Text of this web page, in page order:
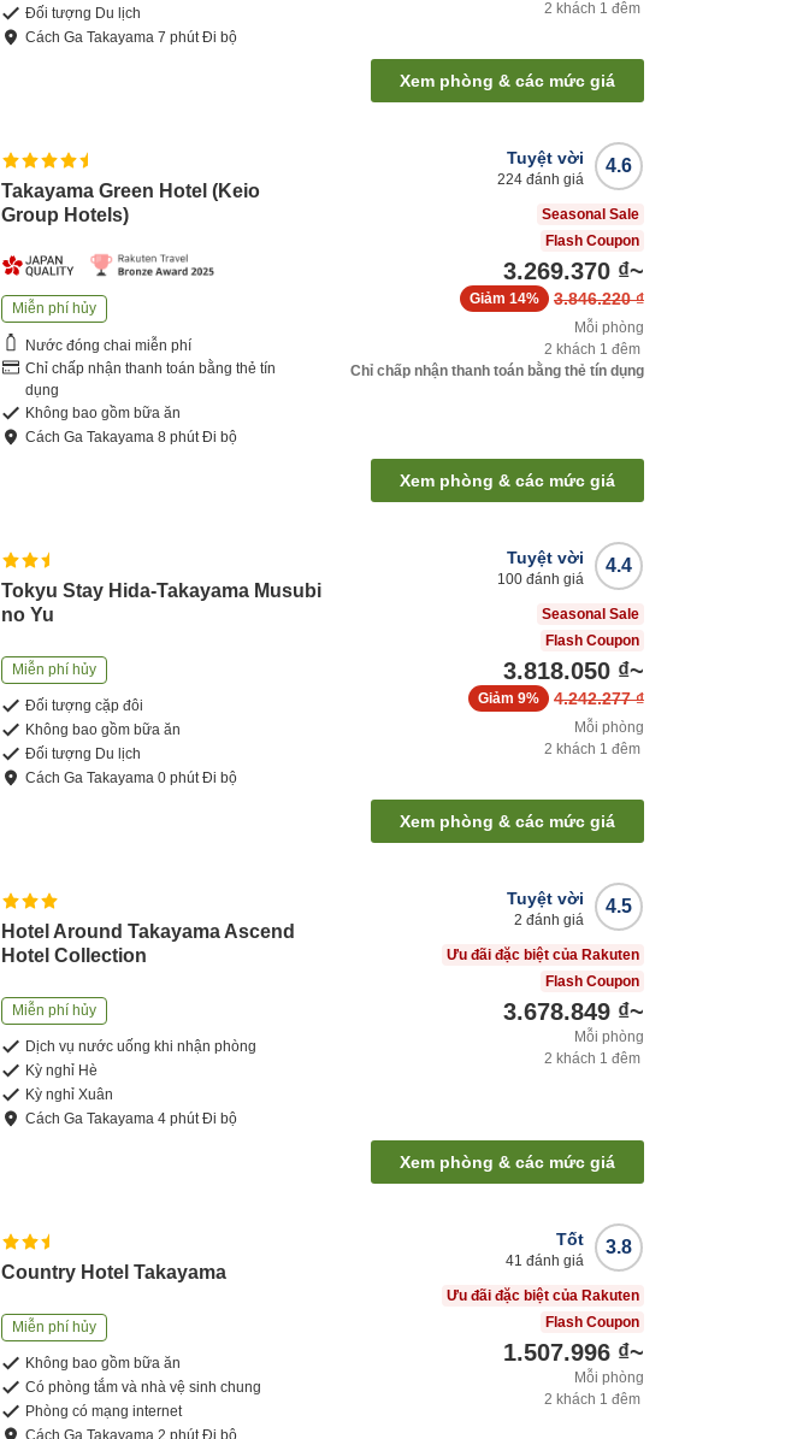
Đối tượng Du lịch
CáchGa Takayama7 phútĐi bộ
2 khách 1 đêm
Xem phòng & các mức giá
Takayama Green Hotel (Keio
Group Hotels)
Miễn phí hủy
Nước đóng chai miễn phí
Chỉ chấp nhận thanh toán bằng thẻ tín
dụng
Không bao gồm bữa ăn
CáchGa Takayama8 phútĐi bộ
4.6
Tuyệt vời
224 đánh giá
Seasonal Sale
Flash Coupon
3.269.370 ₫~
3.846.220 ₫
Giảm 14%
Mỗi phòng
2 khách 1 đêm
Chỉ chấp nhận thanh toán bằng thẻ tín dụng
Xem phòng & các mức giá
Tokyu Stay Hida-Takayama Musubi
no Yu
Miễn phí hủy
Đối tượng cặp đôi
Không bao gồm bữa ăn
Đối tượng Du lịch
CáchGa Takayama0 phútĐi bộ
4.4
Tuyệt vời
100 đánh giá
Seasonal Sale
Flash Coupon
3.818.050 ₫~
4.242.277 ₫
Giảm 9%
Mỗi phòng
2 khách 1 đêm
Xem phòng & các mức giá
Hotel Around Takayama Ascend
Hotel Collection
Miễn phí hủy
Dịch vụ nước uống khi nhận phòng
Kỳ nghỉ Hè
Kỳ nghỉ Xuân
CáchGa Takayama4 phútĐi bộ
4.5
Tuyệt vời
2 đánh giá
Ưu đãi đặc biệt của Rakuten
Flash Coupon
3.678.849 ₫~
Mỗi phòng
2 khách 1 đêm
Xem phòng & các mức giá
Country Hotel Takayama
Miễn phí hủy
Không bao gồm bữa ăn
Có phòng tắm và nhà vệ sinh chung
Phòng có mạng internet
3.8
Tốt
41 đánh giá
Ưu đãi đặc biệt của Rakuten
Flash Coupon
1.507.996 ₫~
Mỗi phòng
2 khách 1 đêm